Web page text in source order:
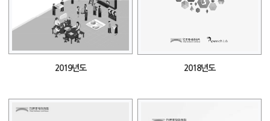
2019년도 2018년도